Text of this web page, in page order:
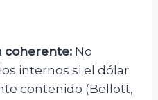
coherente: No
internos si el dólar
contenido (Bellott,